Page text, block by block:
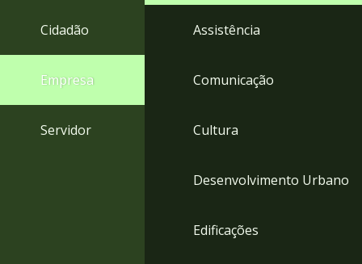
Cidadão
Empresa
Servidor
Assistência
Comunicação
Cultura
Desenvolvimento Urbano
Edificações